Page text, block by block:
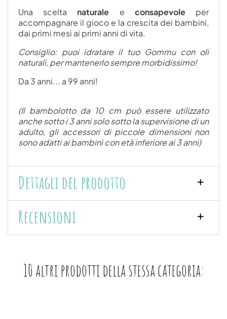
Una scelta naturale e consapevoleper
accompagnare il gioco e la crescita dei bambini,
dai primi mesi ai primi anni di vita.
Consiglio: puoi idratare il tuo Gommu con oli
naturali, per mantenerlo sempre morbidissimo!
Da 3 anni... a 99 anni!
(Il bambolotto da 10 cm può essere utilizzato
anche sotto i 3 anni solo sotto la supervisione di un
adulto, gli accessori di piccole dimensioni non
sono adatti ai bambini con età inferiore ai 3 anni)
Dettagli del prodotto
Recensioni
10 altri prodotti della stessa categoria: